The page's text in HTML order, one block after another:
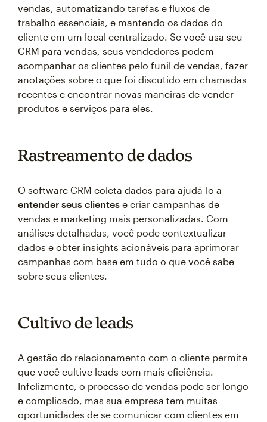
vendas, automatizando tarefas e fluxos de
trabalho essenciais, e mantendo os dados do
cliente em um local centralizado. Se você usa seu
CRM para vendas, seus vendedores podem
acompanhar os clientes pelo funil de vendas, fazer
anotações sobre o que foi discutido em chamadas
recentes e encontrar novas maneiras de vender
produtos e serviços para eles.
Rastreamento de dados
O software CRM coleta dados para ajudá-lo a
entender seus clientes e criar campanhas de
vendas e marketing mais personalizadas. Com
análises detalhadas, você pode contextualizar
dados e obter insights acionáveis para aprimorar
campanhas com base em tudo o que você sabe
sobre seus clientes.
Cultivo de leads
A gestão do relacionamento com o cliente permite
que você cultive leads com mais eficiência.
Infelizmente, o processo de vendas pode ser longo
e complicado, mas sua empresa tem muitas
oportunidades de se comunicar com clientes em